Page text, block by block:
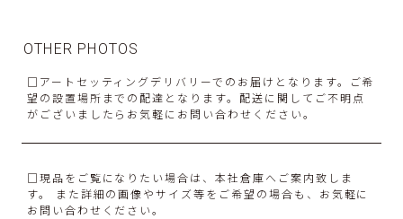
OTHER PHOTOS
□アートセッティングデリバリーでのお届けとなります。ご希
望の設置場所までの配達となります。配送に関してご不明点
がございましたらお気軽にお問い合わせください。
□現品をご覧になりたい場合は、本社倉庫へご案内致しま
す。 また詳細の画像やサイズ等をご希望の場合も、お気軽に
お問い合わせください。